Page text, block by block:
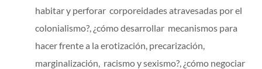
habitar y perforar corporeidades atravesadas por el
colonialismo?, ¿cómo desarrollar mecanismos para
hacer frente a la erotización, precarización,
marginalización, racismo y sexismo?, ¿cómo negociar